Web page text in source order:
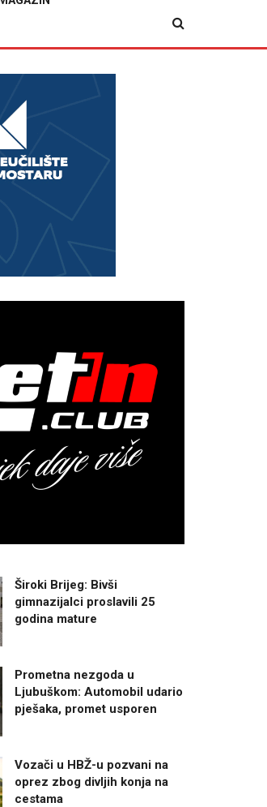
Široki Brijeg: Bivši
gimnazijalci proslavili 25
godina mature
Prometna nezgoda u
Ljubuškom: Automobil udario
pješaka, promet usporen
Vozači u HBŽ-u pozvani na
oprez zbog divljih konja na
cestama